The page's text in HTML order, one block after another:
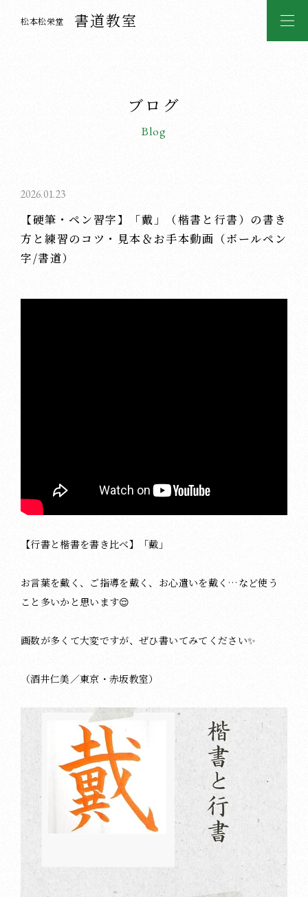
松本松栄堂 書道教室
ブログ
Blog
2026.01.23
【硬筆・ペン習字】「戴」（楷書と行書）の書き
方と練習のコツ・見本＆お手本動画（ボールペン
字/書道）
【行書と楷書を書き比べ】「戴」
お言葉を戴く、ご指導を戴く、お心遣いを戴く…など使う
こと多いかと思います😌
画数が多くて大変ですが、ぜひ書いてみてください✨
（酒井仁美／東京・赤坂教室）